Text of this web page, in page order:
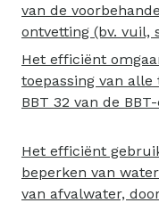
van de
ontvetting (bv. vuil,
Het efficiënt
toepassing van
BBT 32 van de
Het efficiënt
beperken van
van afvalwater,